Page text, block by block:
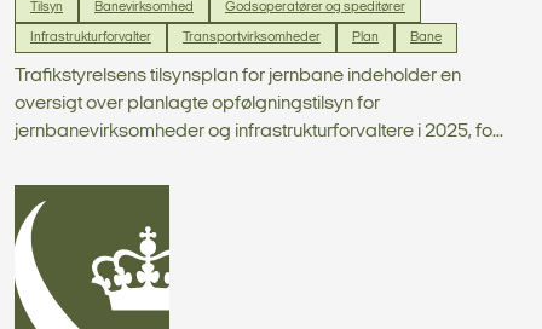
Tilsyn Banevirksomhed Godsoperatører og speditører
Infrastrukturforvalter Transportvirksomheder Plan Bane
Trafikstyrelsens tilsynsplan for jernbane indeholder en
oversigt over planlagte opfølgningstilsyn for
jernbanevirksomheder og infrastrukturforvaltere i 2025, fo...